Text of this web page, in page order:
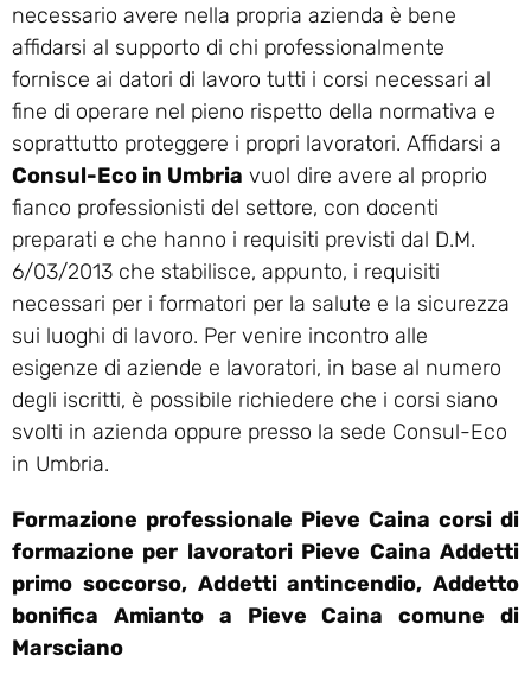
necessario avere nella propria azienda è bene
affidarsi al supporto di chi professionalmente
fornisce ai datori di lavoro tutti i corsi necessari al
fine di operare nel pieno rispetto della normativa e
soprattutto proteggere i propri lavoratori. Affidarsi a
Consul-Eco in Umbria vuol dire avere al proprio
fianco professionisti del settore, con docenti
preparati e che hanno i requisiti previsti dal D.M.
6/03/2013 che stabilisce, appunto, i requisiti
necessari per i formatori per la salute e la sicurezza
sui luoghi di lavoro. Per venire incontro alle
esigenze di aziende e lavoratori, in base al numero
degli iscritti, è possibile richiedere che i corsi siano
svolti in azienda oppure presso la sede Consul-Eco
in Umbria.
Formazione professionale Pieve Caina corsi di
formazione per lavoratori Pieve Caina Addetti
primo soccorso, Addetti antincendio, Addetto
bonifica Amianto a Pieve Caina comune di
Marsciano